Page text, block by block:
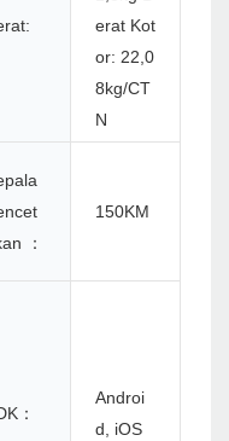
erat Kot
or: 22,0
8kg/CT
N
：
150KM
：
Androi
d, iOS